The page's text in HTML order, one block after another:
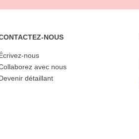
NOUS
nous
avec nous
détaillant